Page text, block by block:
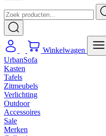
Winkelwagen
UrbanSofa
Kasten
Tafels
Zitmeubels
Verlichting
Outdoor
Accessoires
Sale
Merken